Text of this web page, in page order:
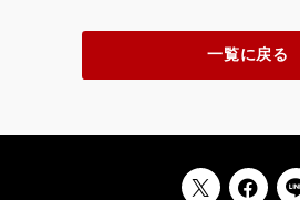
一覧に戻る